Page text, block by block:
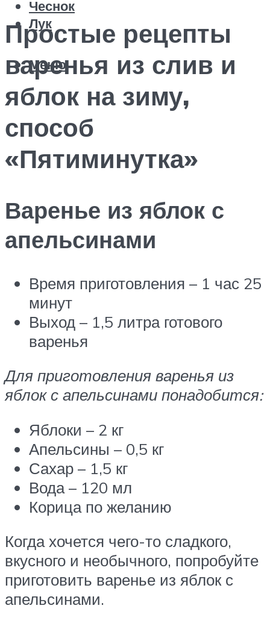
Чеснок
Лук
Меню
Простые рецепты
варенья из слив и
яблок на зиму,
способ
«Пятиминутка»
Варенье из яблок с
апельсинами
Время приготовления – 1 час 25
минут
Выход – 1,5 литра готового
варенья
Для приготовления варенья из
яблок с апельсинами понадобится:
Яблоки – 2 кг
Апельсины – 0,5 кг
Сахар – 1,5 кг
Вода – 120 мл
Корица по желанию
Когда хочется чего-то сладкого,
вкусного и необычного, попробуйте
приготовить варенье из яблок с
апельсинами.